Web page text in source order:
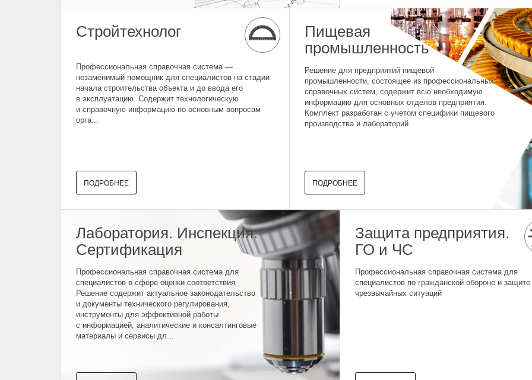
Стройтехнолог
Профессиональная справочная система —
незаменимый помощник для специалистов на стадии
начала строительства объекта и до ввода его
в эксплуатацию. Содержит технологическую
и справочную информацию по основным вопросам
орга...
ПОДРОБНЕЕ
Пищевая
промышленность
Решение для предприятий пищевой
промышленности, состоящее из профессиональных
справочных систем, содержит всю необходимую
информацию для основных отделов предприятия.
Комплект разработан с учетом специфики пищевого
производства и лабораторий.
ПОДРОБНЕЕ
Лаборатория. Инспекция.
Сертификация
Профессиональная справочная система для
специалистов в сфере оценки соответствия.
Решение содержит актуальное законодательство
и документы технического регулирования,
инструменты для эффективной работы
с информацией, аналитические и консалтинговые
материалы и сервисы дл...
Защита предприятия.
ГО и ЧС
Профессиональная справочная система для
специалистов по гражданской обороне и защите
чрезвычайных ситуаций